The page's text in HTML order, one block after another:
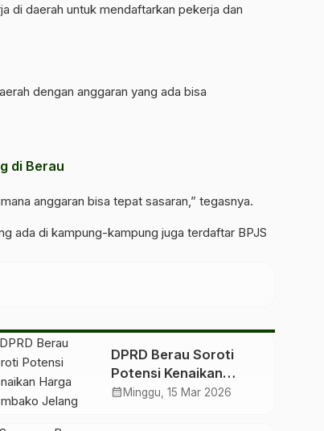
di daerah untuk mendaftarkan pekerja dan
dengan anggaran yang ada bisa
di Berau
anggaran bisa tepat sasaran,” tegasnya.
ada di kampung-kampung juga terdaftar BPJS
DPRD Berau Soroti
Potensi Kenaikan
Harga Sembako Jelang
calendar_month Minggu, 15 Mar 2026